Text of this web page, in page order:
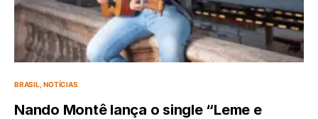
BRASIL NOTÍCIAS
Nando Montê lança o single “Leme e